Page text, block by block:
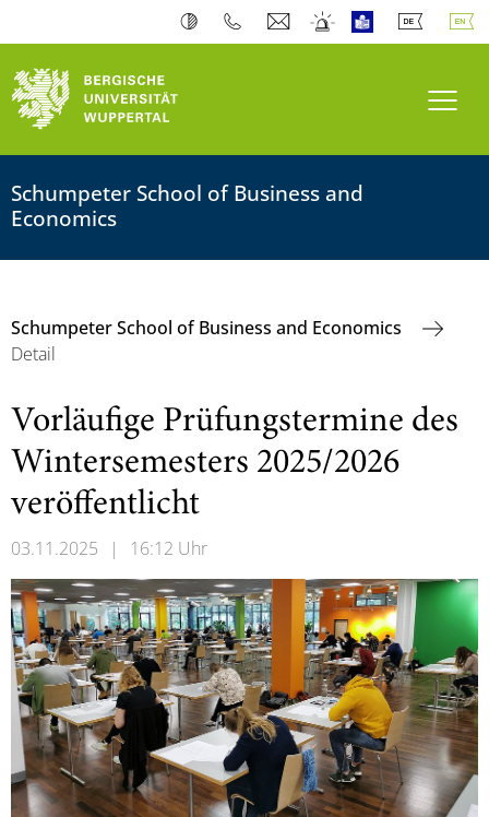
Schumpeter School of Business and
Economics
Schumpeter School of Business and Economics
Detail
Vorläufige Prüfungstermine des
Wintersemesters 2025/2026
veröffentlicht
03.11.2025 | 16:12 Uhr